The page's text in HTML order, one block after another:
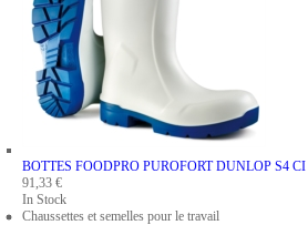
BOTTES FOODPRO PUROFORT DUNLOP S4 CI
91,33 €
In Stock
Chaussettes et semelles pour le travail